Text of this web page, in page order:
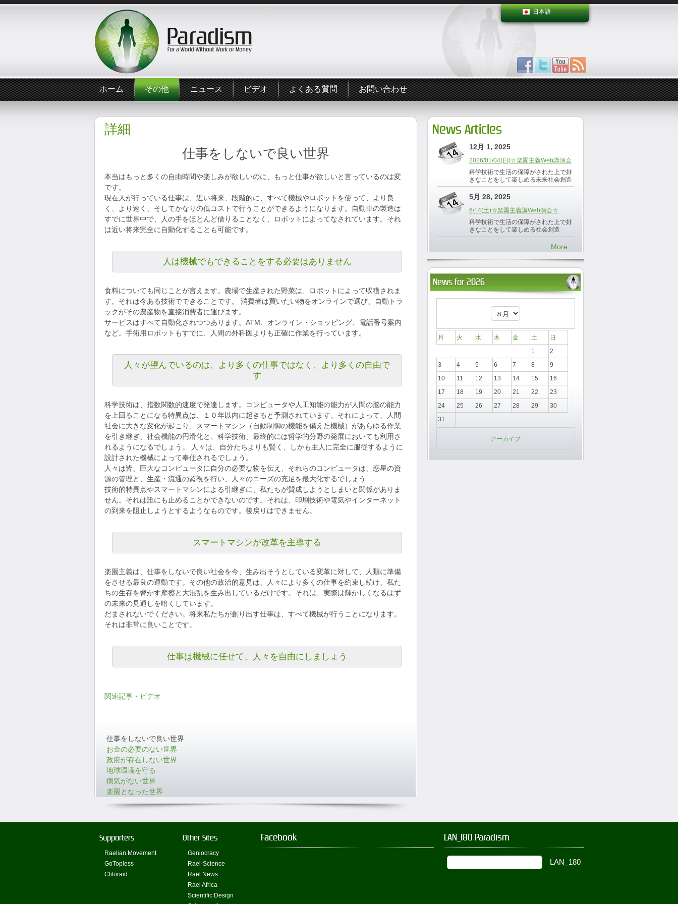
日本語
ホーム その他 ニュース ビデオ よくある質問 お問い合わせ
詳細
仕事をしないで良い世界
本当はもっと多くの自由時間や楽しみが欲しいのに、もっと仕事が欲しいと言っているのは変
です。
現在人が行っている仕事は、近い将来、段階的に、すべて機械やロボットを使って、より良
く、より速く、そしてかなりの低コストで行うことができるようになります。自動車の製造は
すでに世界中で、人の手をほとんど借りることなく、ロボットによってなされています。それ
は近い将来完全に自動化することも可能です。
人は機械でもできることをする必要はありません
食料についても同じことが言えます。農場で生産された野菜は、ロボットによって収穫されま
す。それは今ある技術でできることです。 消費者は買いたい物をオンラインで選び、自動トラ
ックがその農産物を直接消費者に運びます。
サービスはすべて自動化されつつあります。ATM、オンライン・ショッピング、電話番号案内
など。手術用ロボットもすでに、人間の外科医よりも正確に作業を行っています。
人々が望んでいるのは、より多くの仕事ではなく、より多くの自由で
す
科学技術は、指数関数的速度で発達します。コンピュータや人工知能の能力が人間の脳の能力
を上回ることになる特異点は、１０年以内に起きると予測されています。それによって、人間
社会に大きな変化が起こり、スマートマシン（自動制御の機能を備えた機械）があらゆる作業
を引き継ぎ、社会機能の円滑化と、科学技術、最終的には哲学的分野の発展においても利用さ
れるようになるでしょう。 人々は、自分たちよりも賢く、しかも主人に完全に服従するように
設計された機械によって奉仕されるでしょう。
人々は皆、巨大なコンピュータに自分の必要な物を伝え、それらのコンピュータは、惑星の資
源の管理と、生産・流通の監視を行い、人々のニーズの充足を最大化するでしょう
技術的特異点やスマートマシンによる引継ぎに、私たちが賛成しようとしまいと関係がありま
せん。それは誰にも止めることができないのです。それは、印刷技術や電気やインターネット
の到来を阻止しようとするようなものです。後戻りはできません。
スマートマシンが改革を主導する
楽園主義は、仕事をしないで良い社会を今、生み出そうとしている変革に対して、人類に準備
をさせる最良の運動です。その他の政治的意見は、人々により多くの仕事を約束し続け、私た
ちの生存を脅かす摩擦と大混乱を生み出しているだけです。それは、実際は輝かしくなるはず
の未来の見通しを暗くしています。
だまされないでください。将来私たちが創り出す仕事は、すべて機械が行うことになります。
それは非常に良いことです。
仕事は機械に任せて、人々を自由にしましょう
関連記事・ビデオ
仕事をしないで良い世界
お金の必要のない世界
政府が存在しない世界
地球環境を守る
病気がない世界
楽園となった世界
News Articles
12月 1, 2025
2026/01/04(日)☆楽園主義Web講演会
科学技術で生活の保障がされた上で好
きなことをして楽しめる未来社会創造
5月 28, 2025
6/14(土)☆楽園主義講Web演会☆
科学技術で生活の保障がされた上で好
きなことをして楽しめる社会創造
More...
News for 2026
月 火 水 木 金 土
日
1
2
3
4 5 6 7 8
9
10
11 12 13 14 15
16
17
18 19 20 21 22
23
24
25 26 27 28 29
30
31
アーカイブ
Supporters
Raelian Movement
GoTopless
Clitoraid
Other Sites
Geniocracy
Rael-Science
Rael News
Rael Africa
Scientific Design
Facebook LAN_180 Paradism